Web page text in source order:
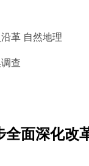
革 自然地理
查
全面深化